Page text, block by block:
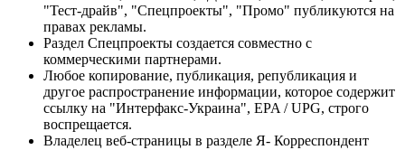
"Тест-драйв", "Спецпроекты", "Промо" публикуются на
правах рекламы.
Раздел Спецпроекты создается совместно с
коммерческими партнерами.
Любое копирование, публикация, републикация и
другое распространение информации, которое содержит
ссылку на "Интерфакс-Украина", EPA / UPG, строго
воспрещается.
Владелец веб-страницы в разделе Я- Корреспондент